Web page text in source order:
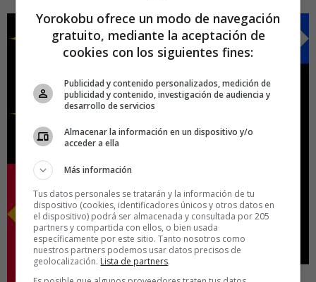
Yorokobu ofrece un modo de navegación
gratuito, mediante la aceptación de
cookies con los siguientes fines:
Publicidad y contenido personalizados, medición de
publicidad y contenido, investigación de audiencia y
desarrollo de servicios
Almacenar la información en un dispositivo y/o
acceder a ella
Más información
Tus datos personales se tratarán y la información de tu
dispositivo (cookies, identificadores únicos y otros datos en
el dispositivo) podrá ser almacenada y consultada por 205
partners y compartida con ellos, o bien usada
específicamente por este sitio. Tanto nosotros como
nuestros partners podemos usar datos precisos de
geolocalización. Lista de partners.